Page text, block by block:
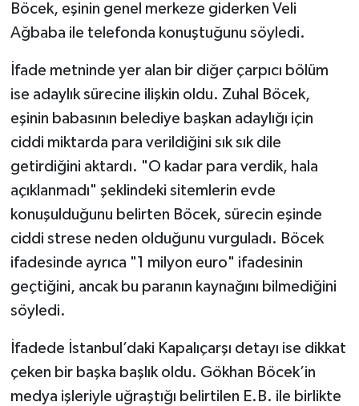
Böcek, eşinin genel merkeze giderken Veli
Ağbaba ile telefonda konuştuğunu söyledi.
İfade metninde yer alan bir diğer çarpıcı bölüm
ise adaylık sürecine ilişkin oldu. Zuhal Böcek,
eşinin babasının belediye başkan adaylığı için
ciddi miktarda para verildiğini sık sık dile
getirdiğini aktardı. "O kadar para verdik, hala
açıklanmadı" şeklindeki sitemlerin evde
konuşulduğunu belirten Böcek, sürecin eşinde
ciddi strese neden olduğunu vurguladı. Böcek
ifadesinde ayrıca "1 milyon euro" ifadesinin
geçtiğini, ancak bu paranın kaynağını bilmediğini
söyledi.
İfadede İstanbul’daki Kapalıçarşı detayı ise dikkat
çeken bir başka başlık oldu. Gökhan Böcek’in
medya işleriyle uğraştığı belirtilen E.B. ile birlikte